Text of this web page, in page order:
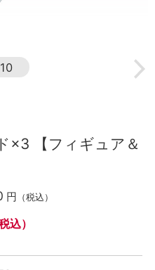
10
×3 【フィギュア＆
円 （税込）
込）